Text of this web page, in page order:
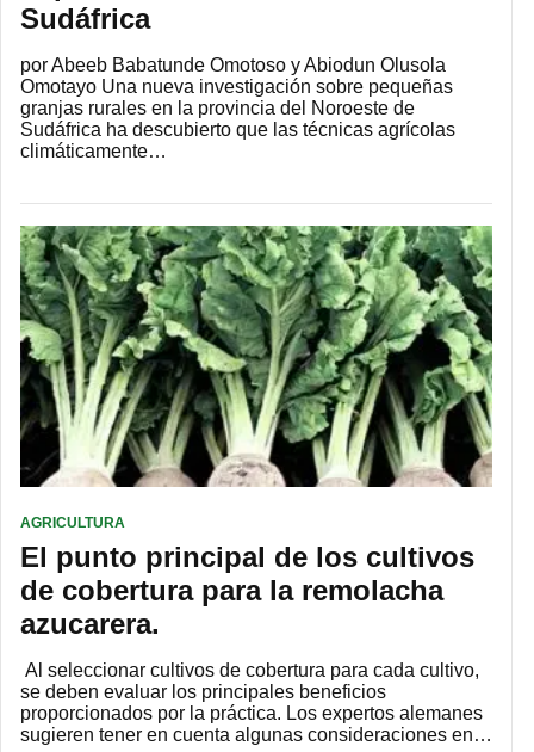
Sudáfrica
por Abeeb Babatunde Omotoso y Abiodun Olusola
Omotayo Una nueva investigación sobre pequeñas
granjas rurales en la provincia del Noroeste de
Sudáfrica ha descubierto que las técnicas agrícolas
climáticamente…
AGRICULTURA
El punto principal de los cultivos
de cobertura para la remolacha
azucarera.
Al seleccionar cultivos de cobertura para cada cultivo,
se deben evaluar los principales beneficios
proporcionados por la práctica. Los expertos alemanes
sugieren tener en cuenta algunas consideraciones en…